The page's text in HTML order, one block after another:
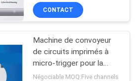
tuyau en
52
technologie de coulée
sous pression
CONTACT
Machine de convoyeur
de circuits imprimés à
micro-trigger pour la
direction L-R/R-L et la
Négociable MOQ:Five channels